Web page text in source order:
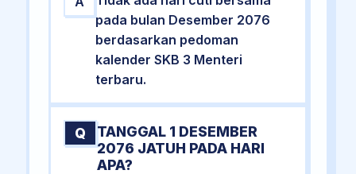
pada bulan Desember 2076
berdasarkan pedoman
kalender SKB 3 Menteri
terbaru.
Q
TANGGAL 1 DESEMBER
2076 JATUH PADA HARI
APA?